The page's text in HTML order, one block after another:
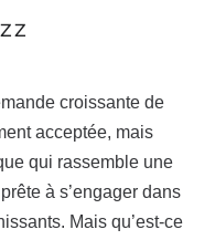
croissante de
acceptée, mais
qui rassemble une
à s’engager dans
Mais qu’est-ce